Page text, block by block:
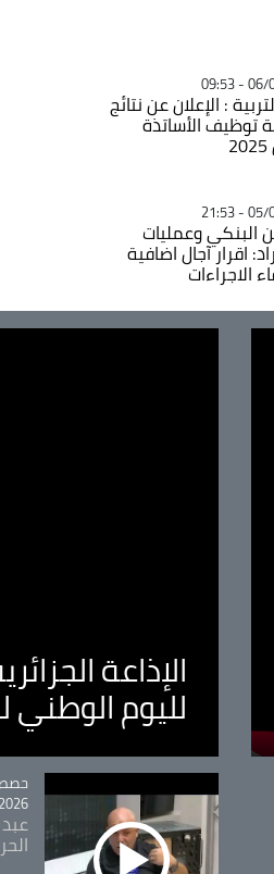
06/
: الإعلان عن نتائج
توظيف الأساتذة
05/
البنكي وعمليات
اقرار آجال اضافية
الاجراءات
الإذاعة
لليوم
09:49